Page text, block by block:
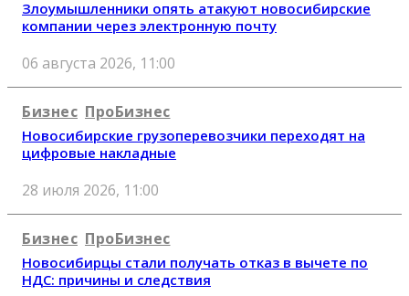
Злоумышленники опять атакуют новосибирские
компании через электронную почту
06 августа 2026, 11:00
Бизнес ПроБизнес
Новосибирские грузоперевозчики переходят на
цифровые накладные
28 июля 2026, 11:00
Бизнес ПроБизнес
Новосибирцы стали получать отказ в вычете по
НДС: причины и следствия